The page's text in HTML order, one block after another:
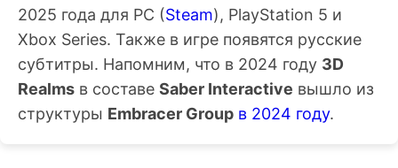
2025 года для PC (Steam), PlayStation 5 и
Xbox Series. Также в игре появятся русские
субтитры. Напомним, что в 2024 году 3D
Realms в составе Saber Interactive вышло из
структуры Embracer Group в 2024 году.